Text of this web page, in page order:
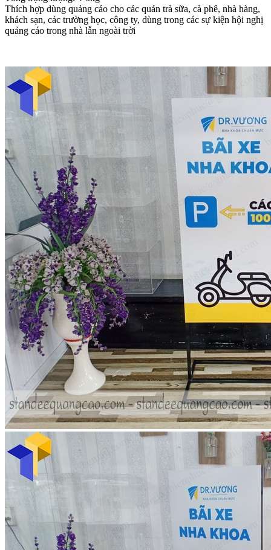
Thích hợp dùng quảng cáo cho các quán trà sữa, cà phê, nhà hàng,
khách sạn, các trường học, công ty, dùng trong các sự kiện hội nghị
quảng cáo trong nhà lẫn ngoài trời